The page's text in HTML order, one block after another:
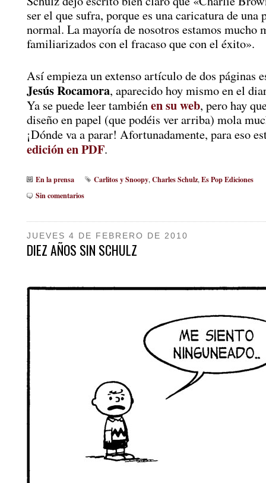
ser el que sufra, porque es una caricatura de una
normal. La mayoría de nosotros estamos mucho
familiarizados con el fracaso que con el éxito».
Así empieza un extenso artículo de dos páginas
Jesús Rocamora, aparecido hoy mismo en el
Ya se puede leer tambiénen su web, pero hay
diseño en papel (que podéis ver arriba) mola
¡Dónde va a parar! Afortunadamente, para eso
edición en PDF.
En la prensa Carlitos y Snoopy, Charles Schulz, Es Pop Ediciones
Sin comentarios
JUEVES 4 DE FEBRERO DE 2010
DIEZ AÑOS SIN SCHULZ